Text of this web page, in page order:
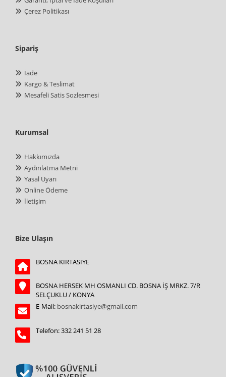
Çerez Politikası
Sipariş
İade
Kargo & Teslimat
Mesafeli Satis Sozlesmesi
Kurumsal
Hakkımızda
Aydınlatma Metni
Yasal Uyarı
Online Ödeme
İletişim
Bize Ulaşın
BOSNA KIRTASİYE
BOSNA HERSEK MH OSMANLI CD. BOSNA İŞ MRKZ. 7/R
SELÇUKLU / KONYA
E-Mail: bosnakirtasiye@gmail.com
Telefon: 332 241 51 28